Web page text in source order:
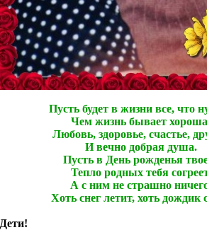
Пусть будет в жизни все, что
Чем жизнь бывает
Любовь, здоровье, счастье,
И вечно добрая душа.
Пусть в День рожденья
Тепло родных тебя
А с ним не страшно
Хоть снег летит, хоть дождик
Дети!